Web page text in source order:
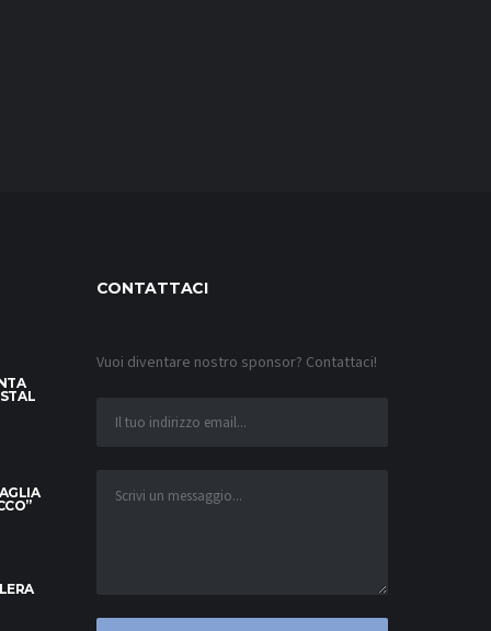
CONTATTACI
Vuoi diventare nostro sponsor? Contattaci!